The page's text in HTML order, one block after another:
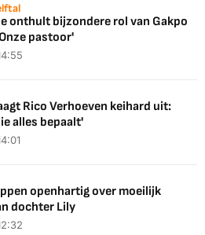
onthult bijzondere rol van Gakpo
pastoor'
Rico Verhoeven keihard uit:
alles bepaalt'
openhartig over moeilijk
dochter Lily